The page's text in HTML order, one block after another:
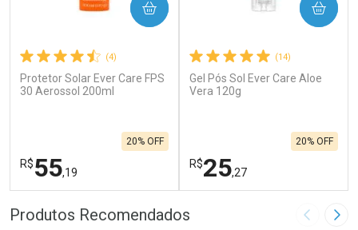
(4)
Protetor Solar Ever Care FPS
30 Aerossol 200ml
R$55,19
20% OFF
COMPRAR
FECHAR
FECHAR
(14)
Gel Pós Sol Ever Care Aloe
Vera 120g
R$25,27
20% OFF
COMPRAR
Produtos Recomendados Imagem